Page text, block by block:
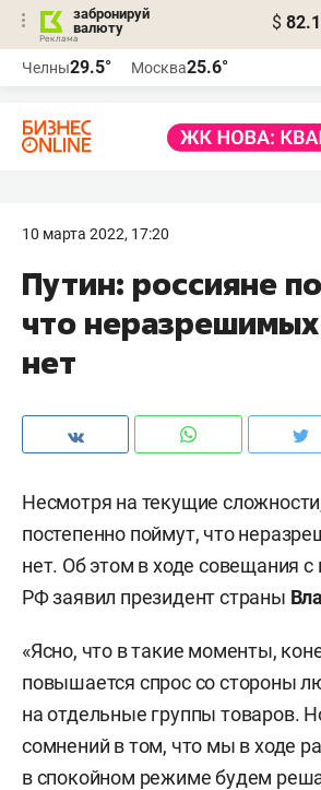
забронируй
валюту
$
Челны29.5° Москва25.6°
10 марта 2022, 17:20
Путин: россияне
что
нет
Несмотря на текущие
постепенно поймут, что
нет. Об этом в ходе совещания с
РФ заявил президент страны
«Ясно, что в такие моменты,
повышается спрос со стороны
на отдельные группы товаров.
сомнений в том, что мы в ходе
в спокойном режиме будем